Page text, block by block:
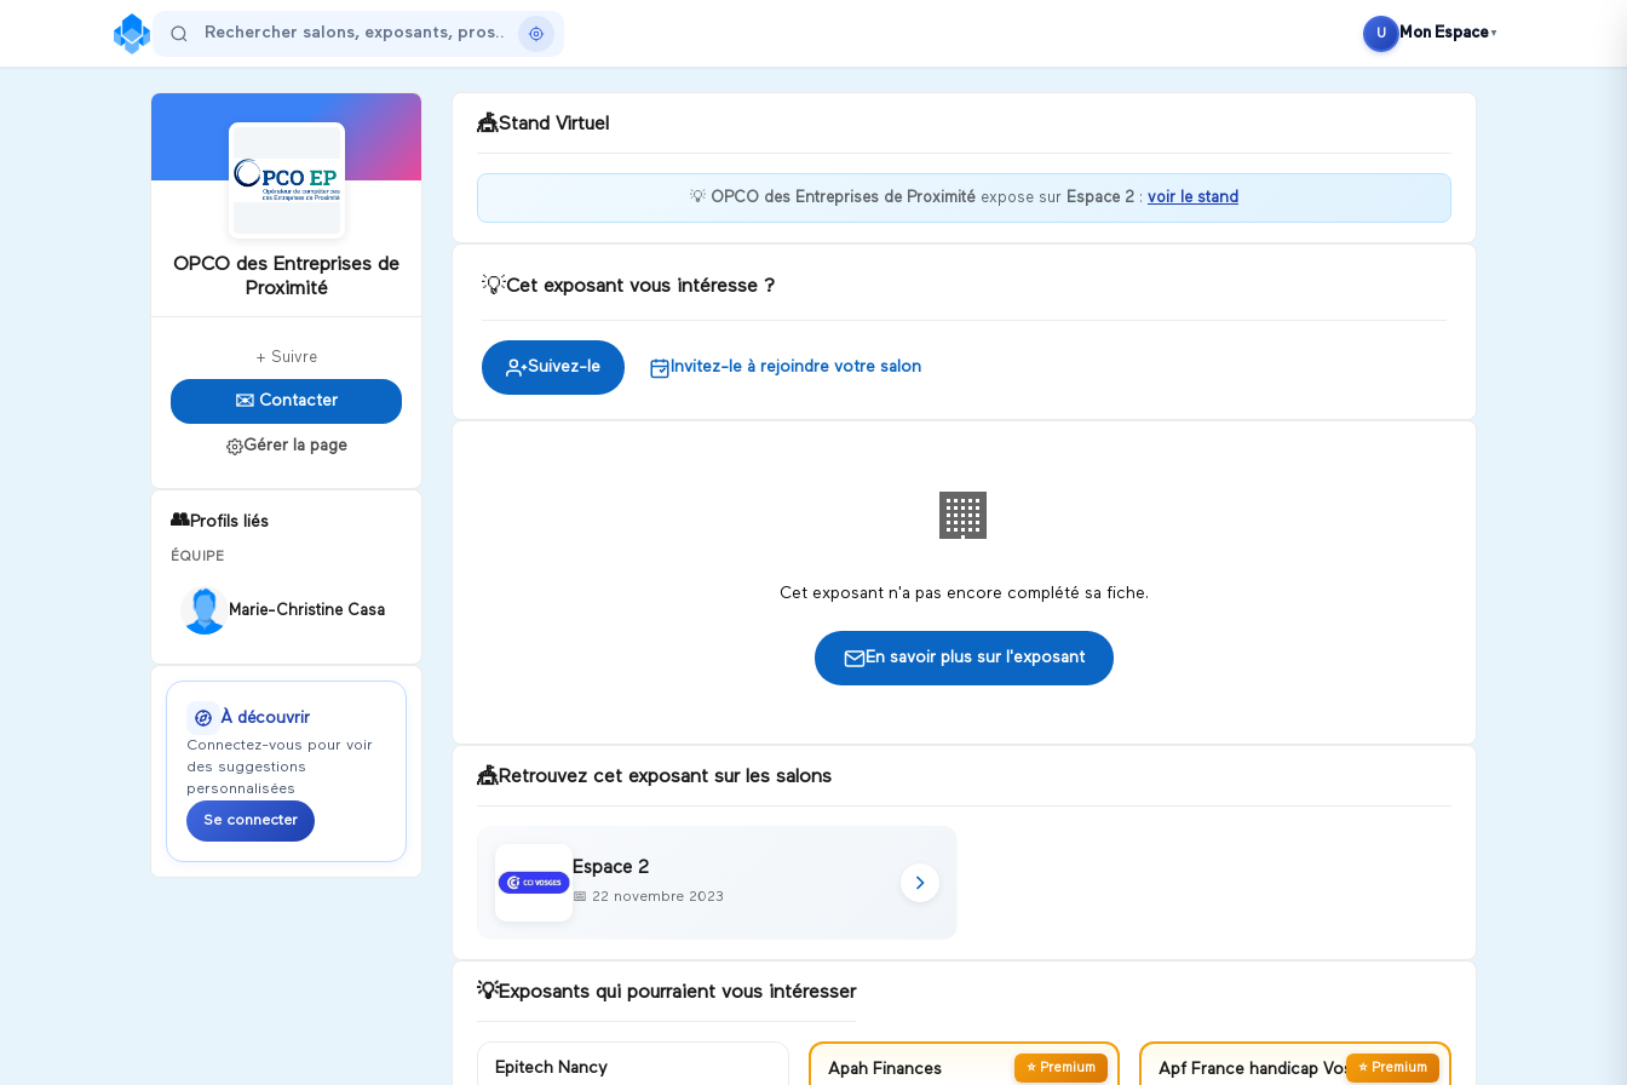
U Mon Espace ▼
OPCO des Entreprises de
Proximité
+ Suivre
✉️ Contacter
Gérer la page
👥Profils liés
ÉQUIPE
Marie-Christine Casa
À découvrir
Connectez-vous pour voir
des suggestions
personnalisées
Se connecter
🎪Stand Virtuel
vos questions.
💡 OPCO des Entreprises de Proximité expose sur Espace 2 : voir le stand
💡Cet exposant vous intéresse ?
Suivez-le Invitez-le à rejoindre votre salon
🏢
Cet exposant n'a pas encore complété sa fiche.
En savoir plus sur l'exposant
🎪Retrouvez cet exposant sur les salons
Espace 2
📅 22 novembre 2023
💡Exposants qui pourraient vous intéresser
Epitech Nancy ⭐ Premium
Apah Finances ⭐ Premium
Apf France handicap Vosges